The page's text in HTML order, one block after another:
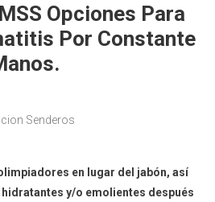
Opciones Para
Por Constante
Senderos
en lugar del jabón, así
y/o emolientes después